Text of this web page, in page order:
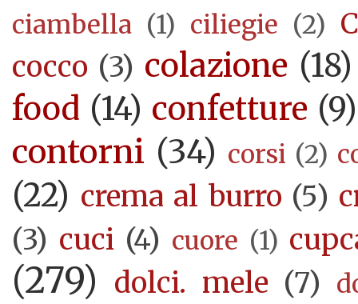
ciambella (1) ciliegie (2)
cocco (3) colazione (18)
food (14) confetture (9)
contorni (34) corsi (2)
(22) crema al burro (5)
(3) cuci (4) cuore (1)
(279) dolci. mele (7)